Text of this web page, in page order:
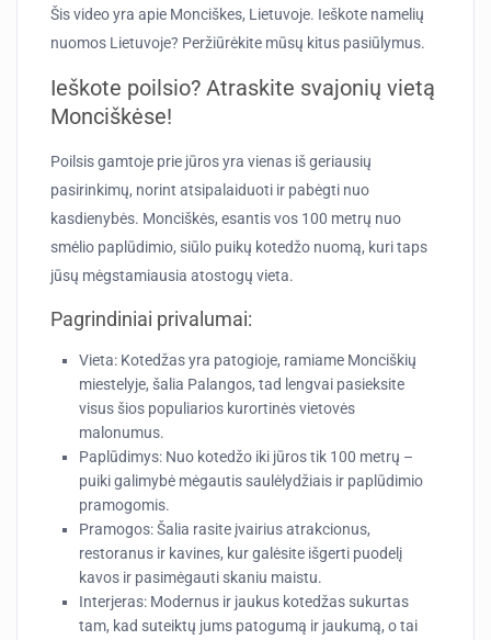
Šis video yra apie Monciškes, Lietuvoje. Ieškote namelių
nuomos Lietuvoje? Peržiūrėkite mūsų kitus pasiūlymus.
Ieškote poilsio? Atraskite svajonių vietą
Monciškėse!
Poilsis gamtoje prie jūros yra vienas iš geriausių
pasirinkimų, norint atsipalaiduoti ir pabėgti nuo
kasdienybės. Monciškės, esantis vos 100 metrų nuo
smėlio paplūdimio, siūlo puikų kotedžo nuomą, kuri taps
jūsų mėgstamiausia atostogų vieta.
Pagrindiniai privalumai:
Vieta: Kotedžas yra patogioje, ramiame Monciškių
miestelyje, šalia Palangos, tad lengvai pasieksite
visus šios populiarios kurortinės vietovės
malonumus.
Paplūdimys: Nuo kotedžo iki jūros tik 100 metrų –
puiki galimybė mėgautis saulėlydžiais ir paplūdimio
pramogomis.
Pramogos:Šalia rasite įvairius atrakcionus,
restoranus ir kavines, kur galėsite išgerti puodelį
kavos ir pasimėgauti skaniu maistu.
Interjeras: Modernus ir jaukus kotedžas sukurtas
tam, kad suteiktų jums patogumą ir jaukumą, o tai